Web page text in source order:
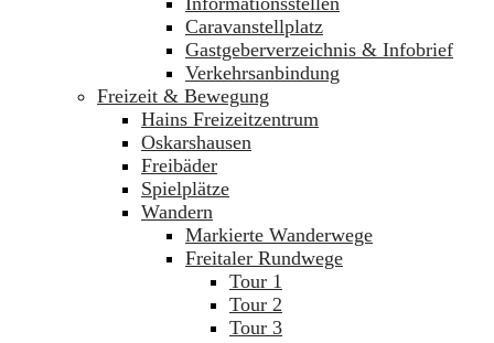
Caravanstellplatz
Gastgeberverzeichnis & Infobrief
Verkehrsanbindung
Freizeit & Bewegung
Hains Freizeitzentrum
Oskarshausen
Freibäder
Spielplätze
Wandern
Markierte Wanderwege
Freitaler Rundwege
Tour 1
Tour 2
Tour 3